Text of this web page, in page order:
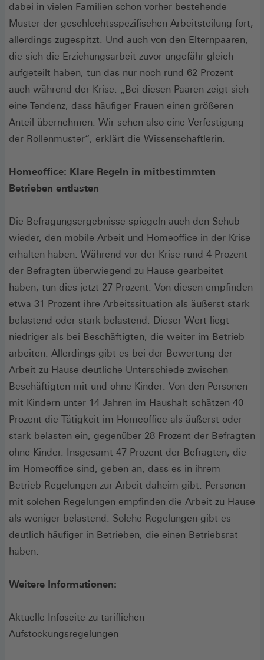
dabei in vielen Familien schon vorher bestehende
Muster der geschlechtsspezifischen Arbeitsteilung fort,
allerdings zugespitzt. Und auch von den Elternpaaren,
die sich die Erziehungsarbeit zuvor ungefähr gleich
aufgeteilt haben, tun das nur noch rund 62 Prozent
auch während der Krise. „Bei diesen Paaren zeigt sich
eine Tendenz, dass häufiger Frauen einen größeren
Anteil übernehmen. Wir sehen also eine Verfestigung
der Rollenmuster“, erklärt die Wissenschaftlerin.
Homeoffice: Klare Regeln in mitbestimmten
Betrieben entlasten
Die Befragungsergebnisse spiegeln auch den Schub
wieder, den mobile Arbeit und Homeoffice in der Krise
erhalten haben: Während vor der Krise rund 4 Prozent
der Befragten überwiegend zu Hause gearbeitet
haben, tun dies jetzt 27 Prozent. Von diesen empfinden
etwa 31 Prozent ihre Arbeitssituation als äußerst stark
belastend oder stark belastend. Dieser Wert liegt
niedriger als bei Beschäftigten, die weiter im Betrieb
arbeiten. Allerdings gibt es bei der Bewertung der
Arbeit zu Hause deutliche Unterschiede zwischen
Beschäftigten mit und ohne Kinder: Von den Personen
mit Kindern unter 14 Jahren im Haushalt schätzen 40
Prozent die Tätigkeit im Homeoffice als äußerst oder
stark belasten ein, gegenüber 28 Prozent der Befragten
ohne Kinder. Insgesamt 47 Prozent der Befragten, die
im Homeoffice sind, geben an, dass es in ihrem
Betrieb Regelungen zur Arbeit daheim gibt. Personen
mit solchen Regelungen empfinden die Arbeit zu Hause
als weniger belastend. Solche Regelungen gibt es
deutlich häufiger in Betrieben, die einen Betriebsrat
haben.
Weitere Informationen:
Aktuelle Infoseite zu tariflichen
Aufstockungsregelungen